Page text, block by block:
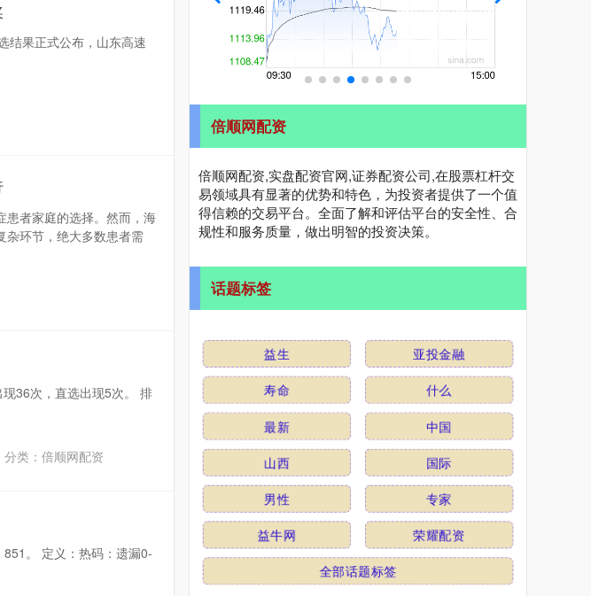
结果正式公布，山东高速
患者家庭的选择。然而，海
杂环节，绝大多数患者需
36次，直选出现5次。 排
分类： 倍顺网配资
。 定义：热码：遗漏0-
倍顺网配资
倍顺网配资,实盘配资官网,证券配资公司,在股票杠杆交
易领域具有显著的优势和特色，为投资者提供了一个值
得信赖的交易平台。全面了解和评估平台的安全性、合
规性和服务质量，做出明智的投资决策。
话题标签
益生
亚投金融
寿命
什么
最新
中国
山西
国际
男性
专家
益牛网
荣耀配资
全部话题标签